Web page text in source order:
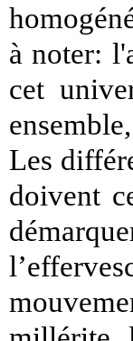
à noter:
cet
Les
doivent